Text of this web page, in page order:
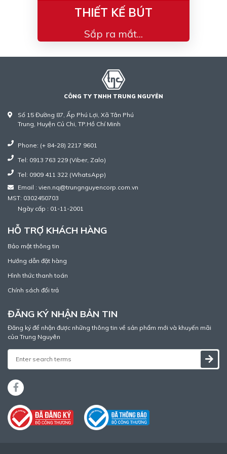
THIẾT KẾ BÚT
Sắp ra mắt...
CÔNG TY TNHH TRUNG NGUYÊN
Số 15 Đường 87, Ấp Phú Lợi, Xã Tân Phú
Trung, Huyện Củ Chi, TP.Hồ Chí Minh
Phone: (+ 84-28) 2217 9601
Tel: 0913 763 229 (Viber, Zalo)
Tel: 0909 411 322 (WhatsApp)
Email : vien.nq@trungnguyencorp.com.vn
MST: 0302450703
Ngày cấp : 01-11-2001
HỖ TRỢ KHÁCH HÀNG
Bảo mật thông tin
Hướng dẫn đặt hàng
Hình thức thanh toán
Chính sách đổi trả
ĐĂNG KÝ NHẬN BẢN TIN
Đăng ký để nhận được những thông tin về sản phẩm mới và khuyến mãi
của Trung Nguyên